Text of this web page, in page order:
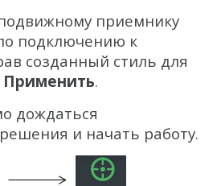
приемнику
подключению к
созданный стиль для
Применить.
дождаться
и начать работу.